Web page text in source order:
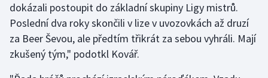
Veslování
Vodní slalom
dokázali postoupit do základní skupiny Ligy mistrů.
Poslední dva roky skončili v lize v uvozovkách až druzí
za Beer Ševou, ale předtím třikrát za sebou vyhráli. Mají
zkušený tým," podotkl Kovář.